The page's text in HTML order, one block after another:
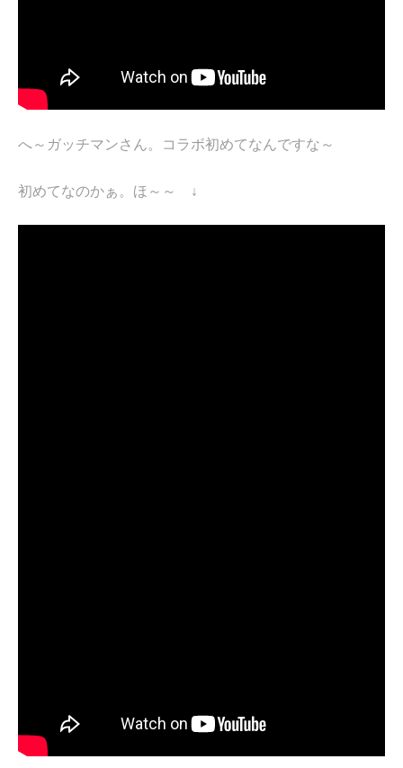
へ～ガッチマンさん。コラボ初めてなんですな～
初めてなのかぁ。ほ～～ ↓